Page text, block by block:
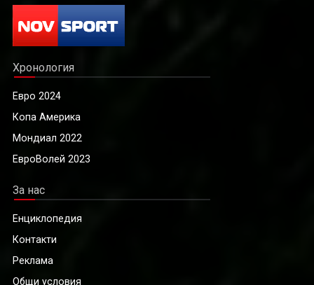
Хронология
Евро 2024
Копа Америка
Мондиал 2022
ЕвроВолей 2023
За нас
Енциклопедия
Контакти
Реклама
Общи условия